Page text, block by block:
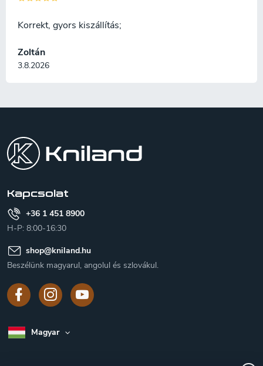
Zoltán
3.8.2026
Korrekt, gyors kiszállítás;
Kapcsolat
+36 1 451 8900
H-P: 8:00-16:30
shop@kniland.hu
Beszélünk magyarul, angolul és szlovákul.
Magyar